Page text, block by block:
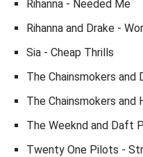
Rihanna - Needed Me
Rihanna and Drake -
Sia - Cheap Thrills
The Chainsmokers
The Chainsmokers and
The Weeknd and Daft
Twenty One Pilots -